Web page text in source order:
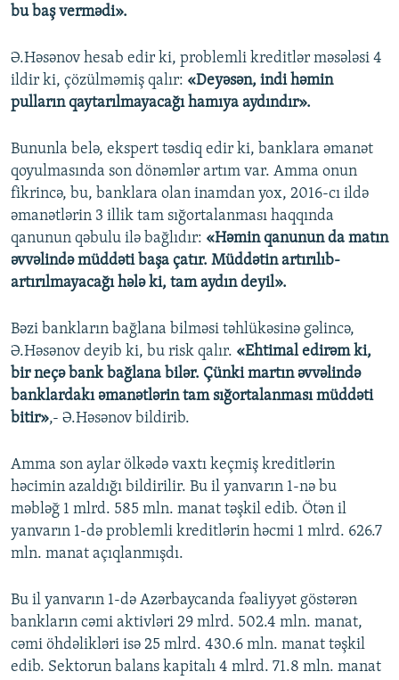
bu baş vermədi».
Ə.Həsənov hesab edir ki, problemli kreditlər məsələsi 4
ildir ki, çözülməmiş qalır: «Deyəsən, indi həmin
pulların qaytarılmayacağı hamıya aydındır».
Bununla belə, ekspert təsdiq edir ki, banklara əmanət
qoyulmasında son dönəmlər artım var. Amma onun
fikrincə, bu, banklara olan inamdan yox, 2016-cı ildə
əmanətlərin 3 illik tam sığortalanması haqqında
qanunun qəbulu ilə bağlıdır: «Həmin qanunun da matın
əvvəlində müddəti başa çatır. Müddətin artırılıb-
artırılmayacağı hələ ki, tam aydın deyil».
Bəzi bankların bağlana bilməsi təhlükəsinə gəlincə,
Ə.Həsənov deyib ki, bu risk qalır. «Ehtimal edirəm ki,
bir neçə bank bağlana bilər. Çünki martın əvvəlində
banklardakı əmanətlərin tam sığortalanması müddəti
bitir»,- Ə.Həsənov bildirib.
Amma son aylar ölkədə vaxtı keçmiş kreditlərin
həcimin azaldığı bildirilir. Bu il yanvarın 1-nə bu
məbləğ 1 mlrd. 585 mln. manat təşkil edib. Ötən il
yanvarın 1-də problemli kreditlərin həcmi 1 mlrd. 626.7
mln. manat açıqlanmışdı.
Bu il yanvarın 1-də Azərbaycanda fəaliyyət göstərən
bankların cəmi aktivləri 29 mlrd. 502.4 mln. manat,
cəmi öhdəlikləri isə 25 mlrd. 430.6 mln. manat təşkil
edib. Sektorun balans kapitalı 4 mlrd. 71.8 mln. manat